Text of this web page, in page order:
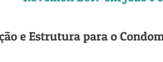
e Estrutura para o